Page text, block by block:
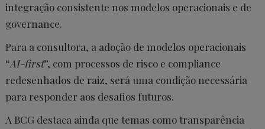
integração consistente nos modelos operacionais e de
governance.
Para a consultora, a adoção de modelos operacionais
“AI-first”, com processos de risco e compliance
redesenhados de raiz, será uma condição necessária
para responder aos desafios futuros.
A BCG destaca ainda que temas como transparência